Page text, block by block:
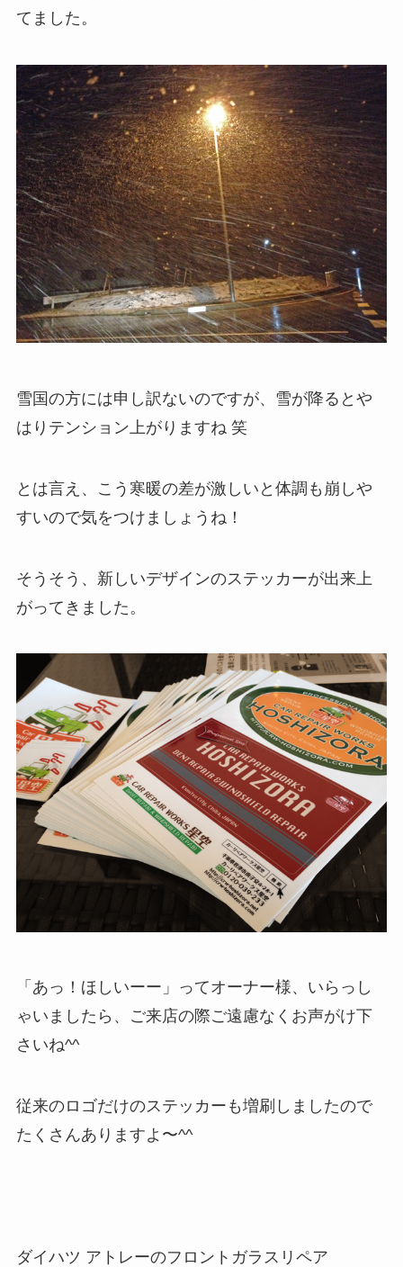
てました。
雪国の方には申し訳ないのですが、雪が降るとや
はりテンション上がりますね 笑
とは言え、こう寒暖の差が激しいと体調も崩しや
すいので気をつけましょうね！
そうそう、新しいデザインのステッカーが出来上
がってきました。
「あっ！ほしいーー」ってオーナー様、いらっし
ゃいましたら、ご来店の際ご遠慮なくお声がけ下
さいね^^
従来のロゴだけのステッカーも増刷しましたので
たくさんありますよ〜^^
ダイハツ アトレーのフロントガラスリペア